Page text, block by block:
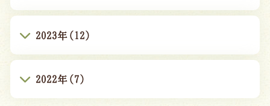
2023年(12)
2022年(7)